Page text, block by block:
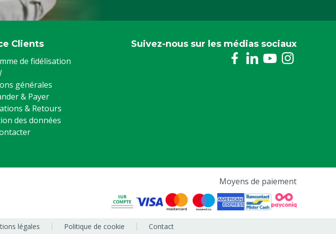
Clients
de fidélisation
générales
& Payer
& Retours
des données
Suivez-nous sur les médias sociaux
Moyens de paiement
légales Politique de cookie Contact